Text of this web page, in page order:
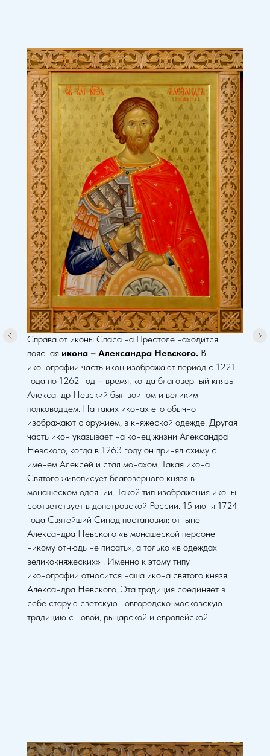
Справа от иконы Спаса на Престоле находится
поясная икона – Александра Невского. В
иконографии часть икон изображают период с 1221
года по 1262 год – время, когда благоверный князь
Александр Невский был воином и великим
полководцем. На таких иконах его обычно
изображают с оружием, в княжеской одежде. Другая
часть икон указывает на конец жизни Александра
Невского, когда в 1263 году он принял схиму с
именем Алексей и стал монахом. Такая икона
Святого живописует благоверного князя в
монашеском одеянии. Такой тип изображения иконы
соответствует в допетровской России. 15 июня 1724
года Святейший Синод постановил: отныне
Александра Невского «в монашеской персоне
никому отнюдь не писать», а только «в одеждах
великокняжеских» . Именно к этому типу
иконографии относится наша икона святого князя
Александра Невского. Эта традиция соединяет в
себе старую светскую новгородско-московскую
традицию с новой, рыцарской и европейской.